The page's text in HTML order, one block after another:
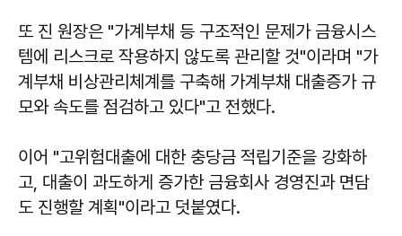
또 진 원장은 "가계부채 등 구조적인 문제가 금융시스
템에 리스크로 작용하지 않도록 관리할 것"이라며 "가
계부채 비상관리체계를 구축해 가계부채 대출증가 규
모와 속도를 점검하고 있다"고 전했다.
이어 "고위험대출에 대한 충당금 적립기준을 강화하
고, 대출이 과도하게 증가한 금융회사 경영진과 면담
도 진행할 계획"이라고 덧붙였다.